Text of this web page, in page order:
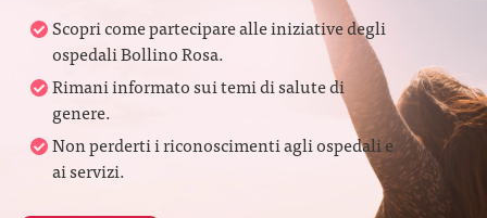
Scopri come partecipare alle iniziative degli
ospedali Bollino Rosa.
Rimani informato sui temi di salute di
genere.
Non perderti i riconoscimenti agli ospedali e
ai servizi.